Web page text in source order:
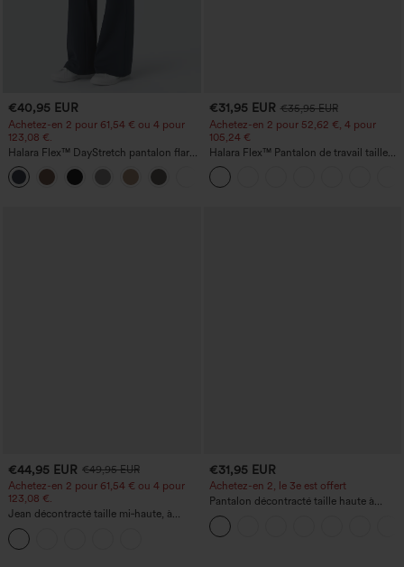
€40,95 EUR
Achetez-en 2 pour 61,54 € ou 4 pour
123,08 €.
Halara Flex™ DayStretch pantalon flare
de travail, taille mi-haute, poche latérale
zippée
€31,95 EUR €35,95 EUR
Achetez-en 2 pour 52,62 €, 4 pour
105,24 €
Halara Flex™ Pantalon de travail taille
haute sculptant la silhouette, gainant la
taille, avec poches, jambe large en
micro-gaufre
€44,95 EUR €49,95 EUR
Achetez-en 2 pour 61,54 € ou 4 pour
123,08 €.
Jean décontracté taille mi‑haute, à
cordon de serrage, avec poches
€31,95 EUR
Achetez-en 2, le 3e est offert
Pantalon décontracté taille haute à
cordon, coupe large en mélange de lin,
avec poches